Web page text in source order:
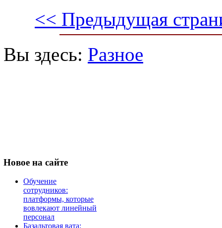
<< Предыдущая
Вы здесь: Разное
Новое на сайте
Обучение
сотрудников:
платформы, которые
вовлекают линейный
персонал
Базальтовая вата: